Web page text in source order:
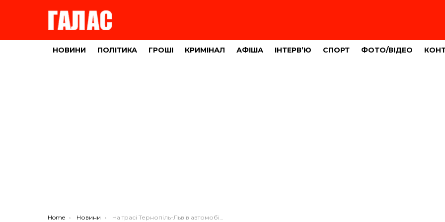
НОВИНИ ПОЛІТИКА ГРОШІ КРИМІНАЛ АФІША ІНТЕРВ’Ю СПОРТ ФОТО/ВІДЕО
You are here:
Home Новини На трасі Тернопіль-Львів автомобіль збив пішохода